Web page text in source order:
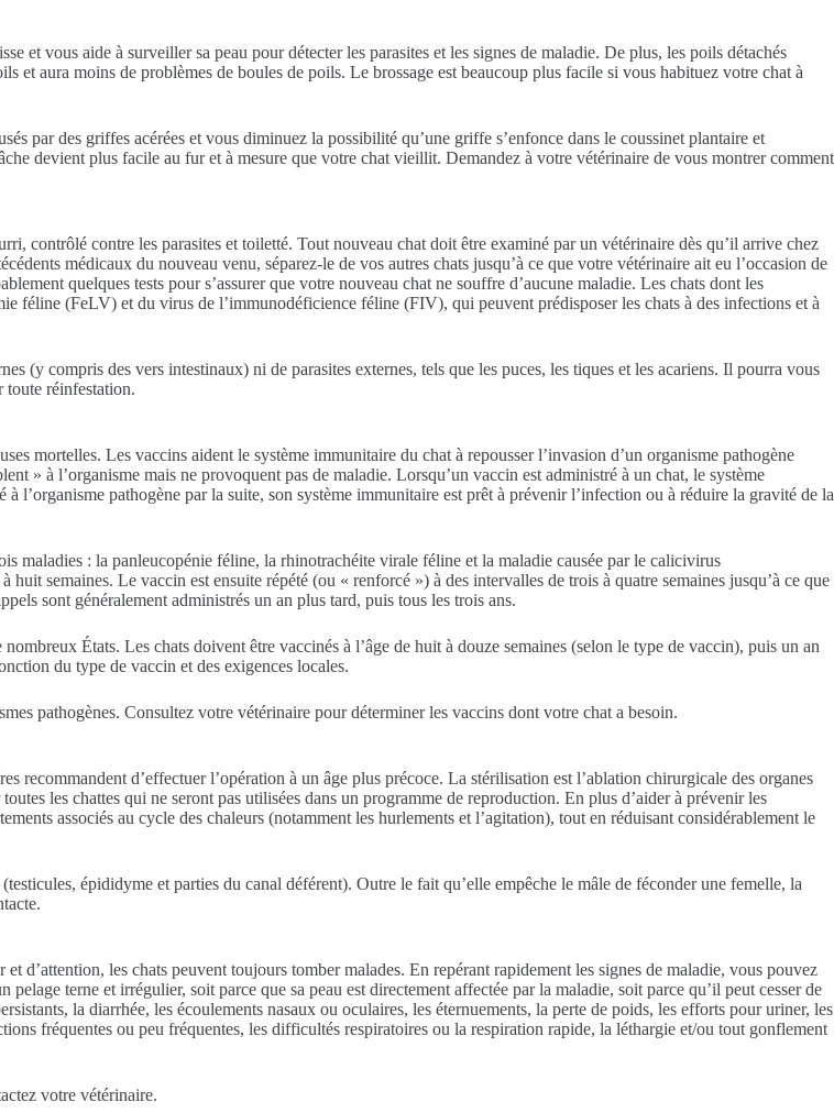
et vous aide à surveiller sa peau pour détecter les parasites et les signes de maladie. De plus, les poils détachés
et aura moins de problèmes de boules de poils. Le brossage est beaucoup plus facile si vous habituez votre chat à
par des griffes acérées et vous diminuez la possibilité qu’une griffe s’enfonce dans le coussinet plantaire et
devient plus facile au fur et à mesure que votre chat vieillit. Demandez à votre vétérinaire de vous montrer comment
contrôlé contre les parasites et toiletté. Tout nouveau chat doit être examiné par un vétérinaire dès qu’il arrive chez
médicaux du nouveau venu, séparez-le de vos autres chats jusqu’à ce que votre vétérinaire ait eu l’occasion de
quelques tests pour s’assurer que votre nouveau chat ne souffre d’aucune maladie. Les chats dont les
féline (FeLV) et du virus de l’immunodéficience féline (FIV), qui peuvent prédisposer les chats à des infections et à
(y compris des vers intestinaux) ni de parasites externes, tels que les puces, les tiques et les acariens. Il pourra vous
toute réinfestation.
mortelles. Les vaccins aident le système immunitaire du chat à repousser l’invasion d’un organisme pathogène
» à l’organisme mais ne provoquent pas de maladie. Lorsqu’un vaccin est administré à un chat, le système
l’organisme pathogène par la suite, son système immunitaire est prêt à prévenir l’infection ou à réduire la gravité de la
maladies : la panleucopénie féline, la rhinotrachéite virale féline et la maladie causée par le calicivirus
semaines. Le vaccin est ensuite répété (ou « renforcé ») à des intervalles de trois à quatre semaines jusqu’à ce que
sont généralement administrés un an plus tard, puis tous les trois ans.
États. Les chats doivent être vaccinés à l’âge de huit à douze semaines (selon le type de vaccin), puis un an
du type de vaccin et des exigences locales.
pathogènes. Consultez votre vétérinaire pour déterminer les vaccins dont votre chat a besoin.
recommandent d’effectuer l’opération à un âge plus précoce. La stérilisation est l’ablation chirurgicale des organes
les chattes qui ne seront pas utilisées dans un programme de reproduction. En plus d’aider à prévenir les
associés au cycle des chaleurs (notamment les hurlements et l’agitation), tout en réduisant considérablement le
épididyme et parties du canal déférent). Outre le fait qu’elle empêche le mâle de féconder une femelle, la
d’attention, les chats peuvent toujours tomber malades. En repérant rapidement les signes de maladie, vous pouvez
terne et irrégulier, soit parce que sa peau est directement affectée par la maladie, soit parce qu’il peut cesser de
la diarrhée, les écoulements nasaux ou oculaires, les éternuements, la perte de poids, les efforts pour uriner, les
fréquentes ou peu fréquentes, les difficultés respiratoires ou la respiration rapide, la léthargie et/ou tout gonflement
votre vétérinaire.